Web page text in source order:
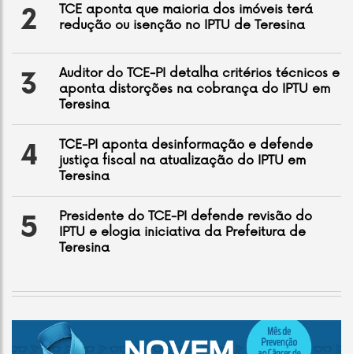
2
TCE aponta que maioria dos imóveis terá
redução ou isenção no IPTU de Teresina
3
Auditor do TCE-PI detalha critérios técnicos e
aponta distorções na cobrança do IPTU em
Teresina
4
TCE-PI aponta desinformação e defende
justiça fiscal na atualização do IPTU em
Teresina
5
Presidente do TCE-PI defende revisão do
IPTU e elogia iniciativa da Prefeitura de
Teresina